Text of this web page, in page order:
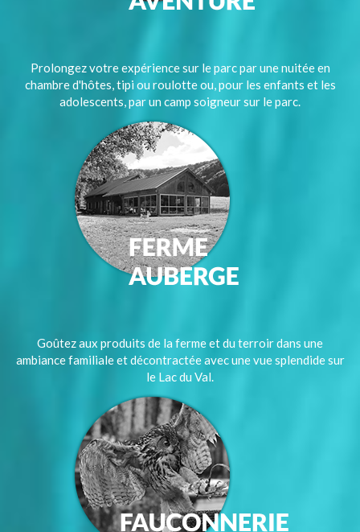
Prolongez votre expérience sur le parc par une nuitée en
chambre d'hôtes, tipi ou roulotte ou, pour les enfants et les
adolescents, par un camp soigneur sur le parc.
Goûtez aux produits de la ferme et du terroir dans une
ambiance familiale et décontractée avec une vue splendide sur
le Lac du Val.